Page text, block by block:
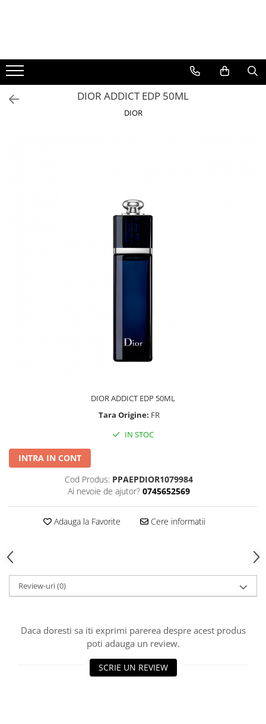
BERE
CAFEA
DEODORANTE
PARFUMURI
DIOR ADDICT EDP 50ML
DIOR
DIOR ADDICT EDP 50ML
Tara Origine: FR
IN STOC
INTRA IN CONT
Cod Produs: PPAEPDIOR1079984
Ai nevoie de ajutor? 0745652569
Adauga la Favorite Cere informatii
Review-uri(0)
Daca doresti sa iti exprimi parerea despre acest produs
poti adauga un review.
SCRIE UN REVIEW